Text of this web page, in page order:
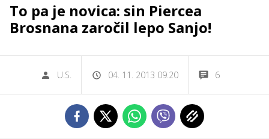
To pa je novica: sin Piercea
Brosnana zaročil lepo Sanjo!
U.S. 04. 11. 2013 09.20 6